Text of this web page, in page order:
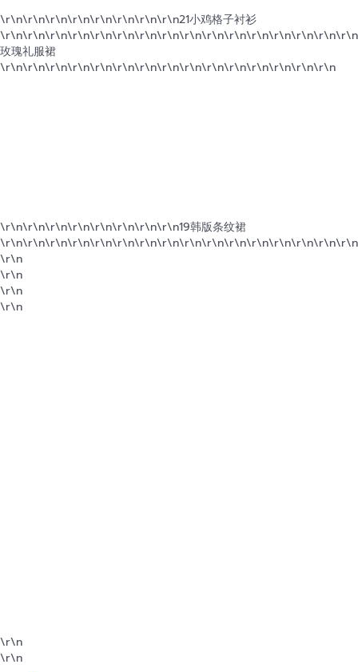
\r\n\r\n\r\n\r\n\r\n\r\n\r\n\r\n21小鸡格子衬衫
\r\n\r\n\r\n\r\n\r\n\r\n\r\n\r\n\r\n\r\n\r\n\r\n\r\n\r\n\r\n
玫瑰礼服裙
\r\n\r\n\r\n\r\n\r\n\r\n\r\n\r\n\r\n\r\n\r\n\r\n\r\n\r\n\r\n
\r\n\r\n\r\n\r\n\r\n\r\n\r\n\r\n19韩版条纹裙
\r\n\r\n\r\n\r\n\r\n\r\n\r\n\r\n\r\n\r\n\r\n\r\n\r\n
\r\n
\r\n
\r\n
\r\n
\r\n
\r\n